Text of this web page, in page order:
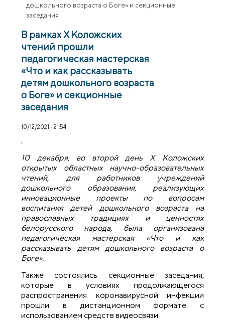
дошкольного возраста о Боге» и секционные
заседания
В рамках Х Коложских
чтений прошли
педагогическая мастерская
«Что и как рассказывать
детям дошкольного возраста
о Боге» и секционные
заседания
10/12/2021 - 21:54
10 декабря, во второй день Х Коложских
открытых областных научно-образовательных
чтений, для работников учреждений
дошкольного образования, реализующих
инновационные проекты по вопросам
воспитания детей дошкольного возраста на
православных традициях и ценностях
белорусского народа, была организована
педагогическая мастерская «Что и как
рассказывать детям дошкольного возраста о
Боге».
Также состоялись секционные заседания,
которые в условиях продолжающегося
распространения коронавирусной инфекции
прошли в дистанционном формате с
использованием средств видеосвязи.